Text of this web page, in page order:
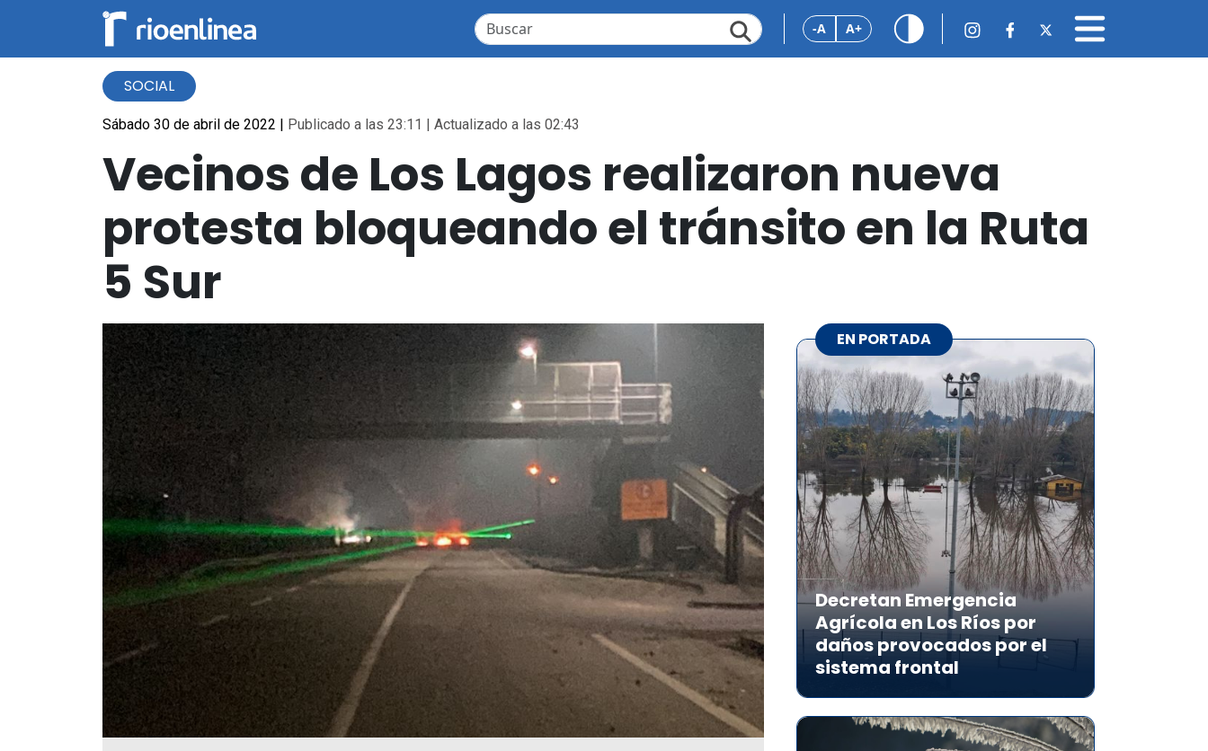
-A A+
SOCIAL
Sábado 30 de abril de 2022 | Publicado a las 23:11 | Actualizado a las 02:43
Vecinos de Los Lagos realizaron nueva
protesta bloqueando el tránsito en la Ruta
5 Sur
EN PORTADA
Decretan Emergencia
Agrícola en Los Ríos por
daños provocados por el
sistema frontal